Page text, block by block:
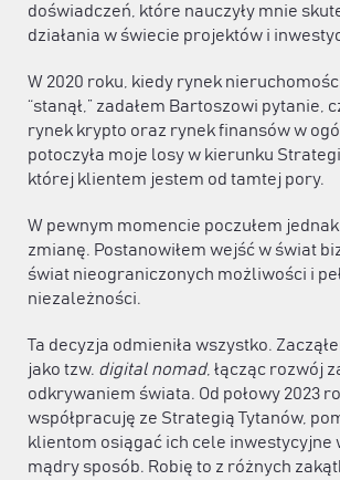
doświadczeń, które nauczyły mnie
działania w świecie projektów i
W 2020 roku, kiedy rynek
“stanął,” zadałem Bartoszowi pytanie,
rynek krypto oraz rynek finansów w
potoczyła moje losy w kierunku Strategii
której klientem jestem od tamtej pory.
W pewnym momencie poczułem
zmianę. Postanowiłem wejść w świat
świat nieograniczonych możliwości i
niezależności.
Ta decyzja odmieniła wszystko.
jako tzw. digital nomad, łącząc rozwój
odkrywaniem świata. Od połowy 2023
współpracuję ze Strategią Tytanów,
klientom osiągać ich cele inwestycyjne
mądry sposób. Robię to z różnych